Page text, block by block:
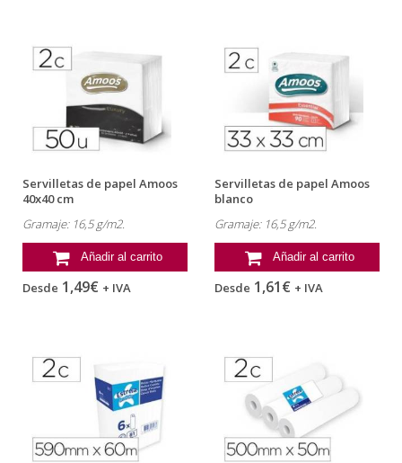
Servilletas de papel Amoos
40x40 cm
Gramaje: 16,5 g/m2.
Añadir al carrito
Desde 1,49€ + IVA
Servilletas de papel Amoos
blanco
Gramaje: 16,5 g/m2.
Añadir al carrito
Desde 1,61€ + IVA